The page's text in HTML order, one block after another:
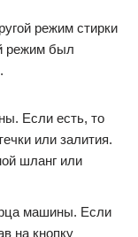
режим стирки
режим был
Если есть, то
или залития.
шланг или
машины. Если
на кнопку